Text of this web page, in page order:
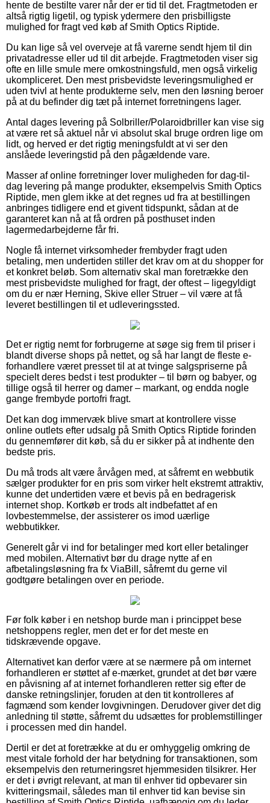
hente de bestilte varer når der er tid til det. Fragtmetoden er
altså rigtig ligetil, og typisk ydermere den prisbilligste
mulighed for fragt ved køb af Smith Optics Riptide.
Du kan lige så vel overveje at få varerne sendt hjem til din
privatadresse eller ud til dit arbejde. Fragtmetoden viser sig
ofte en lille smule mere omkostningsfuld, men også virkelig
ukompliceret. Den mest prisbevidste leveringsmulighed er
uden tvivl at hente produkterne selv, men den løsning beroer
på at du befinder dig tæt på internet forretningens lager.
Antal dages levering på Solbriller/Polaroidbriller kan vise sig
at være ret så aktuel når vi absolut skal bruge ordren lige om
lidt, og herved er det rigtig meningsfuldt at vi ser den
anslåede leveringstid på den pågældende vare.
Masser af online forretninger lover muligheden for dag-til-
dag levering på mange produkter, eksempelvis Smith Optics
Riptide, men glem ikke at det regnes ud fra at bestillingen
anbringes tidligere end et givent tidspunkt, sådan at de
garanteret kan nå at få ordren på posthuset inden
lagermedarbejderne får fri.
Nogle få internet virksomheder frembyder fragt uden
betaling, men undertiden stiller det krav om at du shopper for
et konkret beløb. Som alternativ skal man foretrække den
mest prisbevidste mulighed for fragt, der oftest – ligegyldigt
om du er nær Herning, Skive eller Struer – vil være at få
leveret bestillingen til et udleveringssted.
Det er rigtig nemt for forbrugerne at søge sig frem til priser i
blandt diverse shops på nettet, og så har langt de fleste e-
forhandlere været presset til at at tvinge salgspriserne på
specielt deres bedst i test produkter – til børn og babyer, og
tillige også til herrer og damer – markant, og endda nogle
gange frembyde portofri fragt.
Det kan dog immervæk blive smart at kontrollere visse
online outlets efter udsalg på Smith Optics Riptide forinden
du gennemfører dit køb, så du er sikker på at indhente den
bedste pris.
Du må trods alt være årvågen med, at såfremt en webbutik
sælger produkter for en pris som virker helt ekstremt attraktiv,
kunne det undertiden være et bevis på en bedragerisk
internet shop. Kortkøb er trods alt indbefattet af en
lovbestemmelse, der assisterer os imod uærlige
webbutikker.
Generelt går vi ind for betalinger med kort eller betalinger
med mobilen. Alternativt bør du drage nytte af en
afbetalingsløsning fra fx ViaBill, såfremt du gerne vil
godtgøre betalingen over en periode.
Før folk køber i en netshop burde man i princippet bese
netshoppens regler, men det er for det meste en
tidskrævende opgave.
Alternativet kan derfor være at se nærmere på om internet
forhandleren er støttet af e-mærket, grundet at det bør være
en påvisning af at internet forhandleren retter sig efter de
danske retningslinjer, foruden at den tit kontrolleres af
fagmænd som kender lovgivningen. Derudover giver det dig
anledning til støtte, såfremt du udsættes for problemstillinger
i processen med din handel.
Dertil er det at foretrække at du er omhyggelig omkring de
mest vitale forhold der har betydning for transaktionen, som
eksempelvis den returneringsret hjemmesiden tilsikrer. Her
er det i øvrigt relevant, at man til enhver tid opbevarer sin
kvitteringsmail, således man til enhver tid kan bevise sin